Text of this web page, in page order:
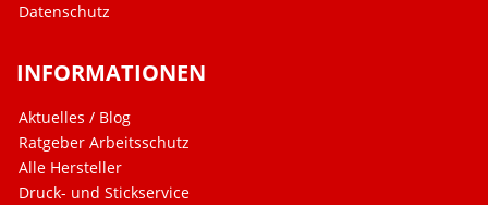
Datenschutz
INFORMATIONEN
Aktuelles / Blog
Ratgeber Arbeitsschutz
Alle Hersteller
Druck- und Stickservice